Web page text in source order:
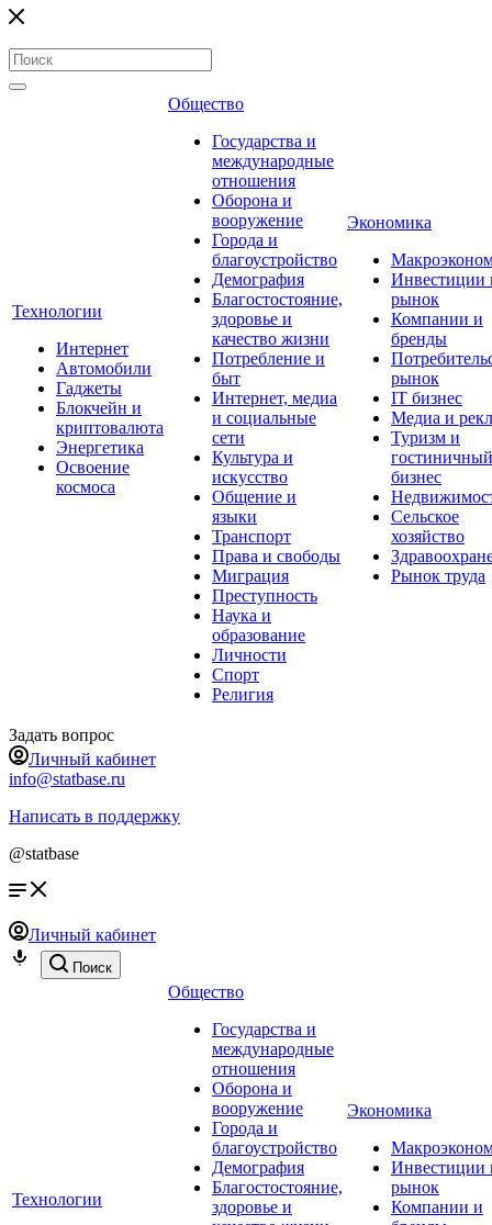
Технологии
Интернет
Автомобили
Гаджеты
Блокчейн и
криптовалюта
Энергетика
Освоение
космоса
Общество
Государства и
международные
отношения
Оборона и
вооружение
Города и
благоустройство
Демография
Благостостояние,
здоровье и
качество жизни
Потребление и
быт
Интернет, медиа
и социальные
сети
Культура и
искусство
Общение и
языки
Транспорт
Права и свободы
Миграция
Преступность
Наука и
образование
Личности
Спорт
Религия
Экономика
Инвестиции
рынок
Компании и
бренды
рынок
IT бизнес
Медиа и
Туризм и
гостиничный
бизнес
Сельское
хозяйство
Рынок труда
Задать вопрос
Личный кабинет
info@statbase.ru
Написать в поддержку
@statbase
Личный кабинет
Поиск
Технологии
Общество
Государства и
международные
отношения
Оборона и
вооружение
Города и
благоустройство
Демография
Благостостояние,
здоровье и
Экономика
Инвестиции
рынок
Компании и